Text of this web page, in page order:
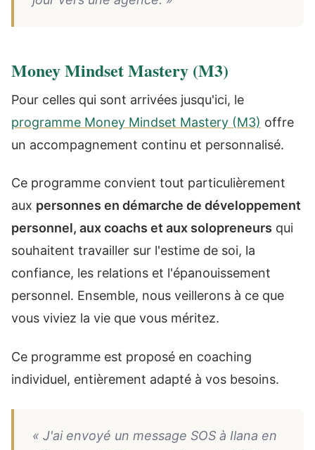
Money Mindset Mastery (M3)
Pour celles qui sont arrivées jusqu'ici, le
programme Money Mindset Mastery (M3) offre
un accompagnement continu et personnalisé.
Ce programme convient tout particulièrement
aux personnes en démarche de développement
personnel, aux coachs et aux solopreneurs qui
souhaitent travailler sur l'estime de soi, la
confiance, les relations et l'épanouissement
personnel. Ensemble, nous veillerons à ce que
vous viviez la vie que vous méritez.
Ce programme est proposé en coaching
individuel, entièrement adapté à vos besoins.
« J'ai envoyé un message SOS à Ilana en